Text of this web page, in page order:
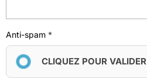
Anti-spam
CLIQUEZ POUR VALIDER